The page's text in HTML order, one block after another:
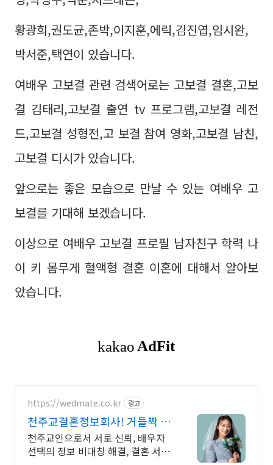
황광희,권도균,존박,이지훈,에릭,김진엽,임시완,
박서준,택연이 있습니다.
여배우 고보결 관련 검색어로는 고보결 결혼,고보
결 김태리,고보결 출연 tv 프로그램,고보결 레전
드,고보결 성형전,고 보결 참여 영화,고보결 남친,
고보결 디시가 있습니다.
앞으로는 좋은 모습으로 만날 수 있는 여배우 고
보결를 기대해 보겠습니다.
이상으로 여배우 고보결 프로필 남자친구 학력 나
이 키 몸무게 혈액형 결혼 이혼에 대해서 알아보
았습니다.
https://wedmate.co.kr 광고
천주교결혼정보회사! 거들짝 이
상형 프로필 무료 받아보기
천주교인으로서 서로 신뢰, 배우자
선택의 정보 비대칭 해결, 결혼 서비